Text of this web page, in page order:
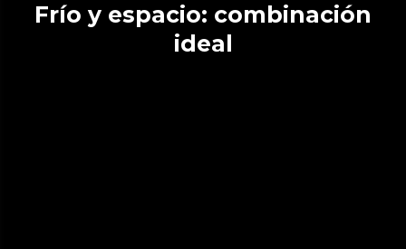
Frío y espacio: combinación
ideal